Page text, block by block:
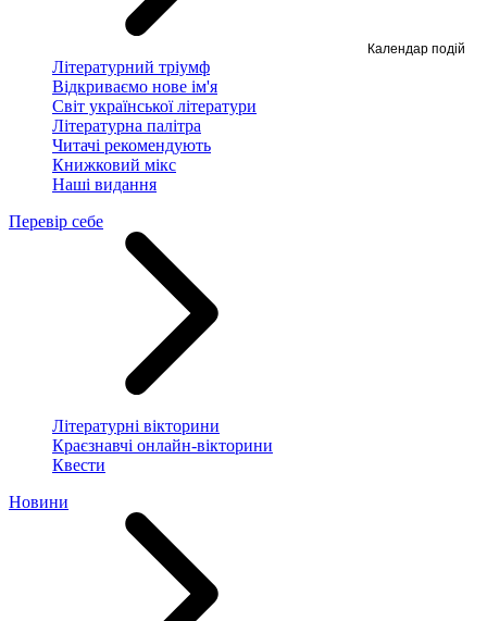
Літературний тріумф
Відкриваємо нове ім'я
Світ української літератури
Літературна палітра
Читачі рекомендують
Книжковий мікс
Наші видання
Перевір себе
Літературні вікторини
Краєзнавчі онлайн-вікторини
Квести
Новини
Календар подій